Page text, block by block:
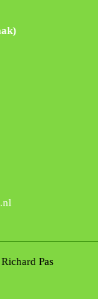
Pas